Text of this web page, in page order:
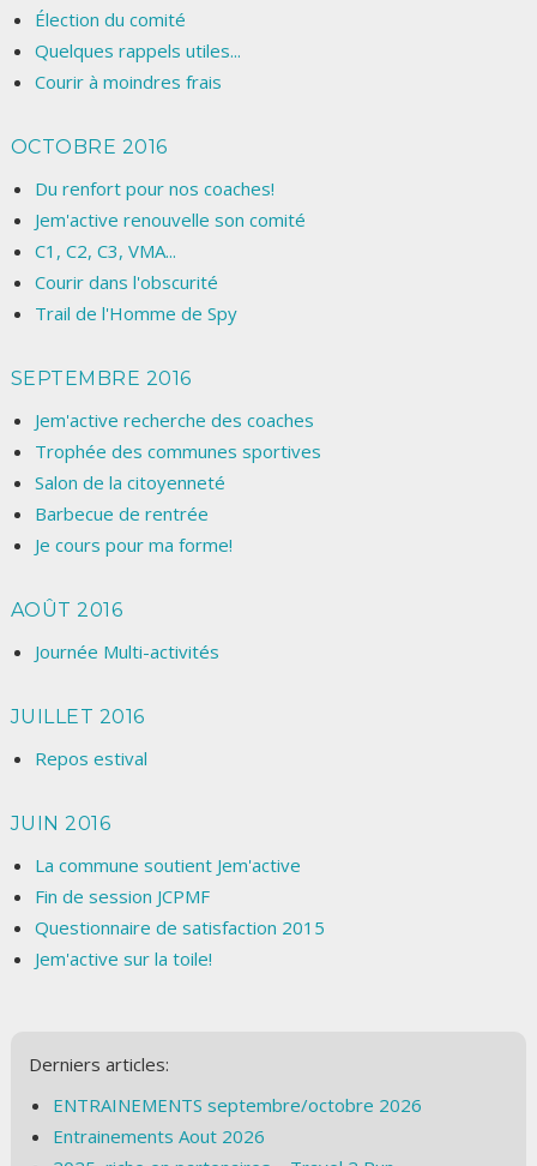
Élection du comité
Quelques rappels utiles...
Courir à moindres frais
OCTOBRE 2016
Du renfort pour nos coaches!
Jem'active renouvelle son comité
C1, C2, C3, VMA...
Courir dans l'obscurité
Trail de l'Homme de Spy
SEPTEMBRE 2016
Jem'active recherche des coaches
Trophée des communes sportives
Salon de la citoyenneté
Barbecue de rentrée
Je cours pour ma forme!
AOÛT 2016
Journée Multi-activités
JUILLET 2016
Repos estival
JUIN 2016
La commune soutient Jem'active
Fin de session JCPMF
Questionnaire de satisfaction 2015
Jem'active sur la toile!
Derniers articles:
ENTRAINEMENTS septembre/octobre 2026
Entrainements Aout 2026